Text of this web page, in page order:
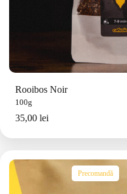
Rooibos Noir
100g
35,00 lei
Precomandă